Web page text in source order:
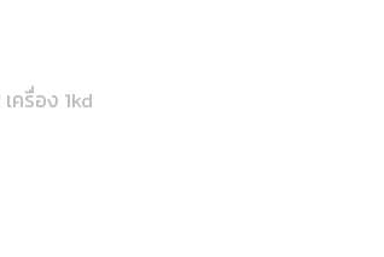
ครื่อง 1kd
อง 1kd 2kd 1TR 2TR quantity